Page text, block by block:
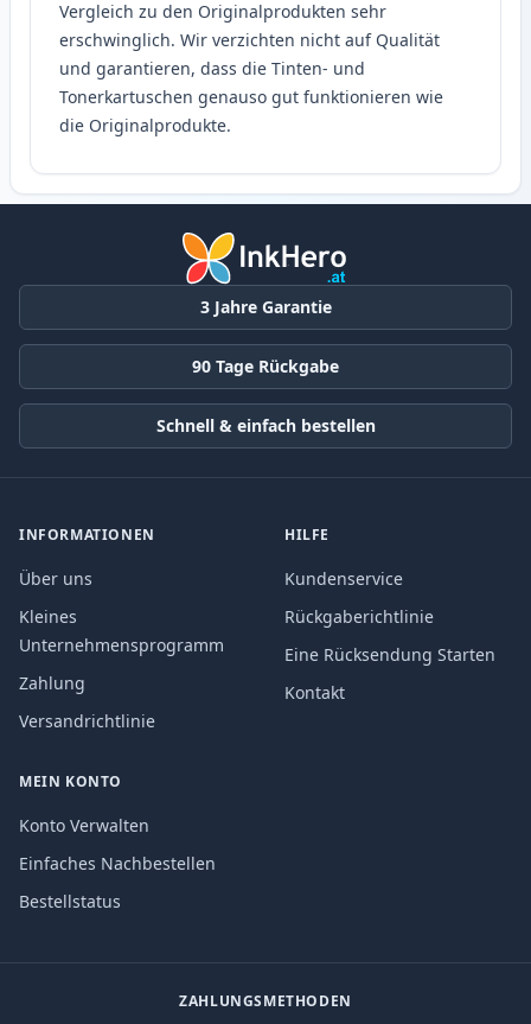
Vergleich zu den Originalprodukten sehr
erschwinglich. Wir verzichten nicht auf Qualität
und garantieren, dass die Tinten- und
Tonerkartuschen genauso gut funktionieren wie
die Originalprodukte.
3 Jahre Garantie
90 Tage Rückgabe
Schnell & einfach bestellen
INFORMATIONEN
Über uns
Kleines
Unternehmensprogramm
Zahlung
Versandrichtlinie
HILFE
Kundenservice
Rückgaberichtlinie
Eine Rücksendung Starten
Kontakt
MEIN KONTO
Konto Verwalten
Einfaches Nachbestellen
Bestellstatus
ZAHLUNGSMETHODEN